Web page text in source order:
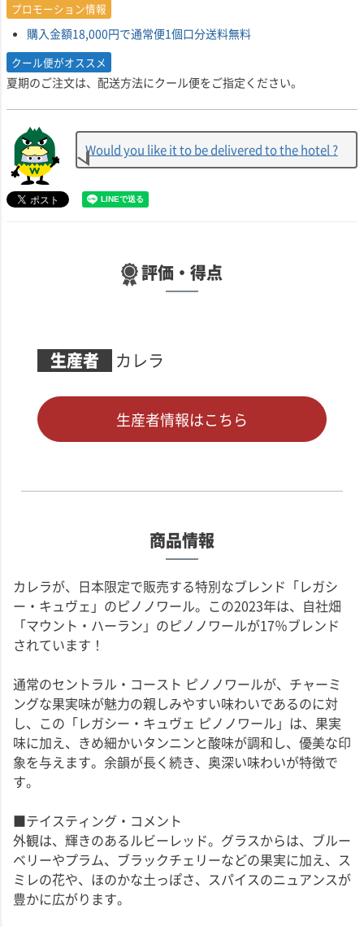
プロモーション情報
購入金額18,000円で通常便1個口分送料無料
クール便がオススメ
夏期のご注文は、配送方法にクール便をご指定ください。
Would you like it to be delivered to the hotel ?
評価・得点
生産者 カレラ
生産者情報はこちら
商品情報
カレラが、日本限定で販売する特別なブレンド「レガシ
ー・キュヴェ」のピノノワール。この2023年は、自社畑
「マウント・ハーラン」のピノノワールが17％ブレンド
されています！
通常のセントラル・コースト ピノノワールが、チャーミ
ングな果実味が魅力の親しみやすい味わいであるのに対
し、この「レガシー・キュヴェ ピノノワール」は、果実
味に加え、きめ細かいタンニンと酸味が調和し、優美な印
象を与えます。余韻が長く続き、奥深い味わいが特徴で
す。
■テイスティング・コメント
外観は、輝きのあるルビーレッド。グラスからは、ブルー
ベリーやプラム、ブラックチェリーなどの果実に加え、ス
ミレの花や、ほのかな土っぽさ、スパイスのニュアンスが
豊かに広がります。